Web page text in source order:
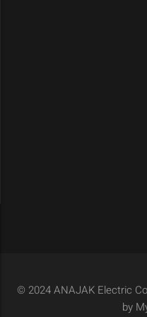
© 2024 ANAJAK Electric
by